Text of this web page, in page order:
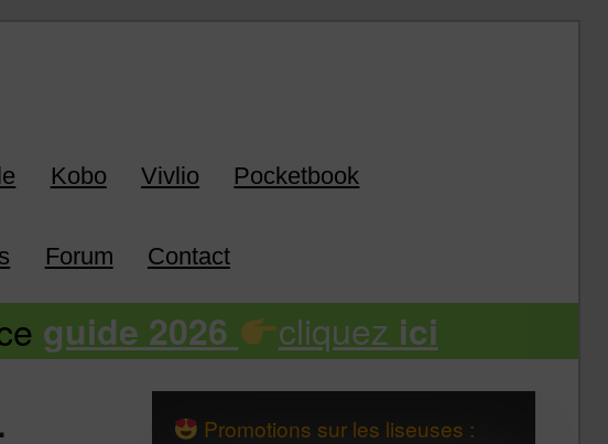
Kobo Vivlio Pocketbook
Forum Contact
guide 2026 cliquez ici
Promotions sur les liseuses :